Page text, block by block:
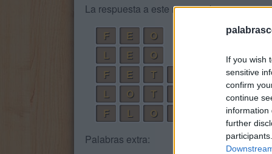
If you wish
sensitive
confirm
continue
information
further
La respuesta a este rompecabezas es:
F
E
O
L
E
O
F
E T
L
O T
F
L O
Palabras extra: